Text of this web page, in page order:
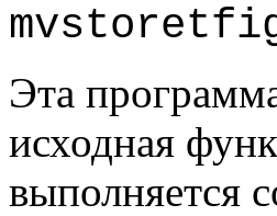
Эта
исходная
выполняется